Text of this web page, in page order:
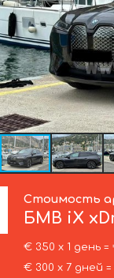
Стоимость
БМВ iX
€ 350 х 1 день
€ 300 х 7 дней =